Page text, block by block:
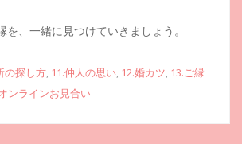
を、一緒に見つけていきましょう。
の探し方, 11.仲人の思い, 12.婚カツ, 13.ご縁
ンラインお見合い